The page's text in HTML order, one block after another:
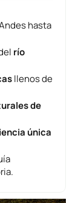
hasta
río
llenos de
de
única